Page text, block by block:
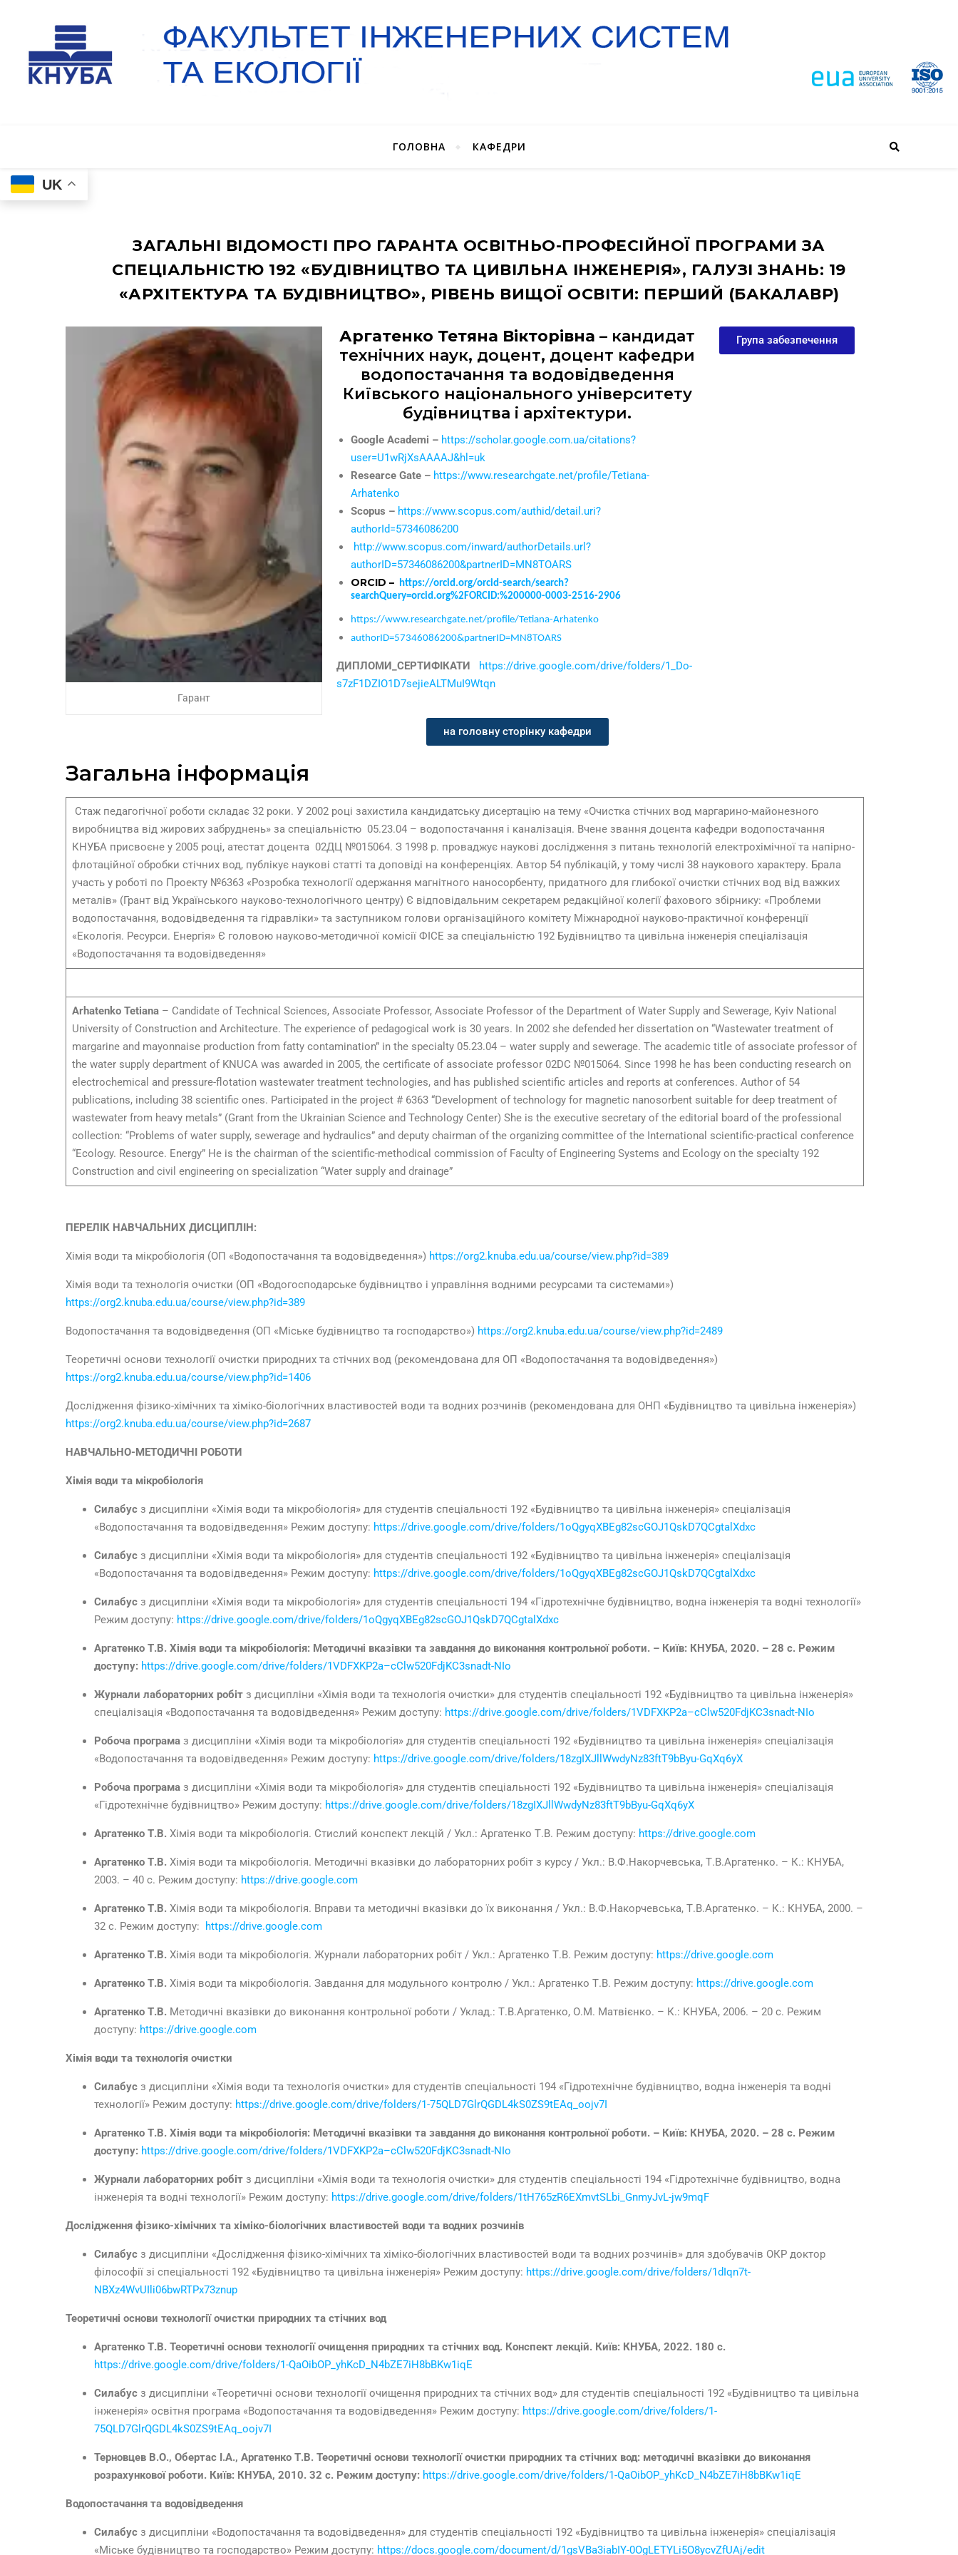
ГОЛОВНА КАФЕДРИ
UK
ЗАГАЛЬНІ ВІДОМОСТІ ПРО ГАРАНТА ОСВІТНЬО-ПРОФЕСІЙНОЇ ПРОГРАМИ ЗА
СПЕЦІАЛЬНІСТЮ 192 «БУДІВНИЦТВО ТА ЦИВІЛЬНА ІНЖЕНЕРІЯ», ГАЛУЗІ ЗНАНЬ: 19
«АРХІТЕКТУРА ТА БУДІВНИЦТВО», РІВЕНЬ ВИЩОЇ ОСВІТИ: ПЕРШИЙ (БАКАЛАВР)
Гарант
Аргатенко Тетяна Вікторівна– кандидат
технічних наук, доцент, доцент кафедри
водопостачання та водовідведення
Київського національного університету
будівництва і архітектури.
Google Academi – https://scholar.google.com.ua/citations?
user=U1wRjXsAAAAJ&hl=uk
Researce Gate – https://www.researchgate.net/profile/Tetiana-
Arhatenko
Scopus – https://www.scopus.com/authid/detail.uri?
authorId=57346086200
http://www.scopus.com/inward/authorDetails.url?
authorID=57346086200&partnerID=MN8TOARS
ORCID – https://orcid.org/orcid-search/search?
searchQuery=orcid.org%2FORCID:%200000-0003-2516-2906
https://www.researchgate.net/profile/Tetiana-Arhatenko
authorID=57346086200&partnerID=MN8TOARS
ДИПЛОМИ_СЕРТИФІКАТИ
https://drive.google.com/drive/folders/1_Do-
s7zF1DZIO1D7sejieALTMuI9Wtqn
на головну сторінку кафедри
Група забезпечення
Загальна інформація
Стаж педагогічної роботи складає 32 роки. У 2002 році захистила кандидатську дисертацію на тему «Очистка стічних вод маргарино-майонезного
виробництва від жирових забруднень» за спеціальністю 05.23.04 – водопостачання і каналізація. Вчене звання доцента кафедри водопостачання
КНУБА присвоєне у 2005 році, атестат доцента 02ДЦ №015064. З 1998 р. проваджує наукові дослідження з питань технологій електрохімічної та напірно-
флотаційної обробки стічних вод, публікує наукові статті та доповіді на конференціях. Автор 54 публікацій, у тому числі 38 наукового характеру. Брала
участь у роботі по Проекту №6363 «Розробка технології одержання магнітного наносорбенту, придатного для глибокої очистки стічних вод від важких
металів» (Грант від Українського науково-технологічного центру) Є відповідальним секретарем редакційної колегії фахового збірнику: «Проблеми
водопостачання, водовідведення та гідравліки» та заступником голови організаційного комітету Міжнародної науково-практичної конференції
«Екологія. Ресурси. Енергія» Є головою науково-методичної комісії ФІСЕ за спеціальністю 192 Будівництво та цивільна інженерія спеціалізація
«Водопостачання та водовідведення»
Arhatenko Tetiana – Candidate of Technical Sciences, Associate Professor, Associate Professor of the Department of Water Supply and Sewerage, Kyiv National
University of Construction and Architecture. The experience of pedagogical work is 30 years. In 2002 she defended her dissertation on “Wastewater treatment of
margarine and mayonnaise production from fatty contamination” in the specialty 05.23.04 – water supply and sewerage. The academic title of associate professor of
the water supply department of KNUCA was awarded in 2005, the certificate of associate professor 02DC №015064. Since 1998 he has been conducting research on
electrochemical and pressure-flotation wastewater treatment technologies, and has published scientific articles and reports at conferences. Author of 54
publications, including 38 scientific ones. Participated in the project # 6363 “Development of technology for magnetic nanosorbent suitable for deep treatment of
wastewater from heavy metals” (Grant from the Ukrainian Science and Technology Center) She is the executive secretary of the editorial board of the professional
collection: “Problems of water supply, sewerage and hydraulics” and deputy chairman of the organizing committee of the International scientific-practical conference
“Ecology. Resource. Energy” He is the chairman of the scientific-methodical commission of Faculty of Engineering Systems and Ecology on the specialty 192
Construction and civil engineering on specialization “Water supply and drainage”
ПЕРЕЛІК НАВЧАЛЬНИХ ДИСЦИПЛІН:
Хімія води та мікробіологія (ОП «Водопостачання та водовідведення») https://org2.knuba.edu.ua/course/view.php?id=389
Хімія води та технологія очистки (ОП «Водогосподарське будівництво і управління водними ресурсами та системами»)
https://org2.knuba.edu.ua/course/view.php?id=389
Водопостачання та водовідведення (ОП «Міське будівництво та господарство») https://org2.knuba.edu.ua/course/view.php?id=2489
Теоретичні основи технології очистки природних та стічних вод (рекомендована для ОП «Водопостачання та водовідведення»)
https://org2.knuba.edu.ua/course/view.php?id=1406
Дослідження фізико-хімічних та хіміко-біологічних властивостей води та водних розчинів (рекомендована для ОНП «Будівництво та цивільна інженерія»)
https://org2.knuba.edu.ua/course/view.php?id=2687
НАВЧАЛЬНО-МЕТОДИЧНІ РОБОТИ
Хімія води та мікробіологія
Силабус з дисципліни «Хімія води та мікробіологія» для студентів спеціальності 192 «Будівництво та цивільна інженерія» спеціалізація
«Водопостачання та водовідведення» Режим доступу: https://drive.google.com/drive/folders/1oQgyqXBEg82scGOJ1QskD7QCgtalXdxc
Силабус з дисципліни «Хімія води та мікробіологія» для студентів спеціальності 192 «Будівництво та цивільна інженерія» спеціалізація
«Водопостачання та водовідведення» Режим доступу: https://drive.google.com/drive/folders/1oQgyqXBEg82scGOJ1QskD7QCgtalXdxc
Силабус з дисципліни «Хімія води та мікробіологія» для студентів спеціальності 194 «Гідротехнічне будівництво, водна інженерія та водні технології»
Режим доступу: https://drive.google.com/drive/folders/1oQgyqXBEg82scGOJ1QskD7QCgtalXdxc
Аргатенко Т.В. Хімія води та мікробіологія: Методичні вказівки та завдання до виконання контрольної роботи. – Київ: КНУБА, 2020. – 28 с. Режим
доступу: https://drive.google.com/drive/folders/1VDFXKP2a–cClw520FdjKC3snadt-NIo
Журнали лабораторних робіт з дисципліни «Хімія води та технологія очистки» для студентів спеціальності 192 «Будівництво та цивільна інженерія»
спеціалізація «Водопостачання та водовідведення» Режим доступу: https://drive.google.com/drive/folders/1VDFXKP2a–cClw520FdjKC3snadt-NIo
Робоча програма з дисципліни «Хімія води та мікробіологія» для студентів спеціальності 192 «Будівництво та цивільна інженерія» спеціалізація
«Водопостачання та водовідведення» Режим доступу: https://drive.google.com/drive/folders/18zgIXJllWwdyNz83ftT9bByu-GqXq6yX
Робоча програма з дисципліни «Хімія води та мікробіологія» для студентів спеціальності 192 «Будівництво та цивільна інженерія» спеціалізація
«Гідротехнічне будівництво» Режим доступу: https://drive.google.com/drive/folders/18zgIXJllWwdyNz83ftT9bByu-GqXq6yX
Аргатенко Т.В. Хімія води та мікробіологія. Стислий конспект лекцій / Укл.: Аргатенко Т.В. Режим доступу: https://drive.google.com
Аргатенко Т.В. Хімія води та мікробіологія. Методичні вказівки до лабораторних робіт з курсу / Укл.: В.Ф.Накорчевська, Т.В.Аргатенко. – К.: КНУБА,
2003. – 40 с. Режим доступу: https://drive.google.com
Аргатенко Т.В. Хімія води та мікробіологія. Вправи та методичні вказівки до їх виконання / Укл.: В.Ф.Накорчевська, Т.В.Аргатенко. – К.: КНУБА, 2000. –
32 с. Режим доступу:
https://drive.google.com
Аргатенко Т.В. Хімія води та мікробіологія. Журнали лабораторних робіт / Укл.: Аргатенко Т.В. Режим доступу: https://drive.google.com
Аргатенко Т.В. Хімія води та мікробіологія. Завдання для модульного контролю / Укл.: Аргатенко Т.В. Режим доступу: https://drive.google.com
Аргатенко Т.В. Методичні вказівки до виконання контрольної роботи / Уклад.: Т.В.Аргатенко, О.М. Матвієнко. – К.: КНУБА, 2006. – 20 с. Режим
доступу: https://drive.google.com
Хімія води та технологія очистки
Силабус з дисципліни «Хімія води та технологія очистки» для студентів спеціальності 194 «Гідротехнічне будівництво, водна інженерія та водні
технології» Режим доступу: https://drive.google.com/drive/folders/1-75QLD7GlrQGDL4kS0ZS9tEAq_oojv7I
Аргатенко Т.В. Хімія води та мікробіологія: Методичні вказівки та завдання до виконання контрольної роботи. – Київ: КНУБА, 2020. – 28 с. Режим
доступу: https://drive.google.com/drive/folders/1VDFXKP2a–cClw520FdjKC3snadt-NIo
Журнали лабораторних робіт з дисципліни «Хімія води та технологія очистки» для студентів спеціальності 194 «Гідротехнічне будівництво, водна
інженерія та водні технології» Режим доступу: https://drive.google.com/drive/folders/1tH765zR6EXmvtSLbi_GnmyJvL-jw9mqF
Дослідження фізико-хімічних та хіміко-біологічних властивостей води та водних розчинів
Силабус з дисципліни «Дослідження фізико-хімічних та хіміко-біологічних властивостей води та водних розчинів» для здобувачів ОКР доктор
філософії зі спеціальності 192 «Будівництво та цивільна інженерія» Режим доступу: https://drive.google.com/drive/folders/1dIqn7t-
NBXz4WvUIli06bwRTPx73znup
Теоретичні основи технології очистки природних та стічних вод
Аргатенко Т.В. Теоретичні основи технології очищення природних та стічних вод. Конспект лекцій. Київ: КНУБА, 2022. 180 с.
https://drive.google.com/drive/folders/1-QaOibOP_yhKcD_N4bZE7iH8bBKw1iqE
Силабус з дисципліни «Теоретичні основи технології очищення природних та стічних вод» для студентів спеціальності 192 «Будівництво та цивільна
інженерія» освітня програма «Водопостачання та водовідведення» Режим доступу: https://drive.google.com/drive/folders/1-
75QLD7GlrQGDL4kS0ZS9tEAq_oojv7I
Терновцев В.О., Обертас І.А., Аргатенко Т.В. Теоретичні основи технології очистки природних та стічних вод: методичні вказівки до виконання
розрахункової роботи. Київ: КНУБА, 2010. 32 с. Режим доступу: https://drive.google.com/drive/folders/1-QaOibOP_yhKcD_N4bZE7iH8bBKw1iqE
Водопостачання та водовідведення
Силабус з дисципліни «Водопостачання та водовідведення» для студентів спеціальності 192 «Будівництво та цивільна інженерія» спеціалізація
«Міське будівництво та господарство» Режим доступу: https://docs.google.com/document/d/1gsVBa3iabIY-0OgLETYLi5O8ycvZfUAj/edit